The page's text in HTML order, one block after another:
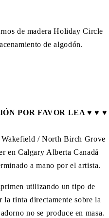
de madera Holiday Circle
de algodón.
POR FAVOR LEA ♥ ♥ ♥
Wakefield / North Birch Grove
en Calgary Alberta Canadá
a mano por el artista.
utilizando un tipo de
la tinta directamente sobre la
no se produce en masa.